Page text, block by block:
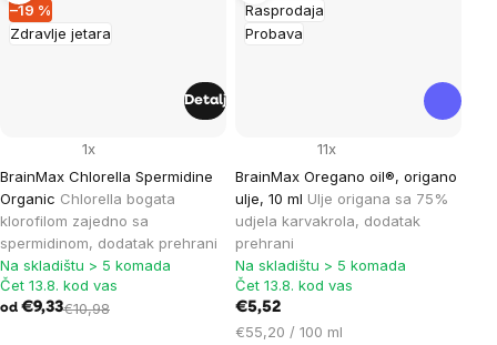
Zdravlje jetara
–19 %
BrainMax Chlorella Spermidine
Organic Chlorella bogata
klorofilom zajedno sa
spermidinom, dodatak prehrani
1x
Na skladištu > 5 komada
Čet 13.8. kod vas
od €9,33€10,98
Detalj
Rasprodaja
Probava
BrainMax Oregano oil®, origano
ulje, 10 ml Ulje origana sa 75%
udjela karvakrola, dodatak
prehrani
11x
Na skladištu > 5 komada
Čet 13.8. kod vas
€5,52
Cijena
€55,20 / 100 ml